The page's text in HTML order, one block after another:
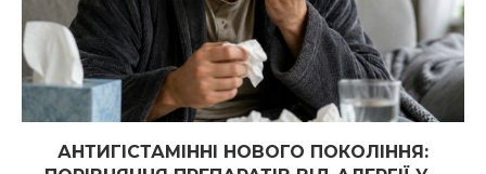
АНТИГІСТАМІННІ НОВОГО ПОКОЛІННЯ: